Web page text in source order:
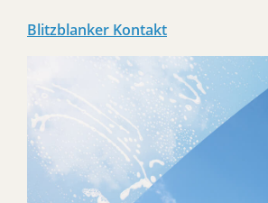
Blitzblanker Kontakt